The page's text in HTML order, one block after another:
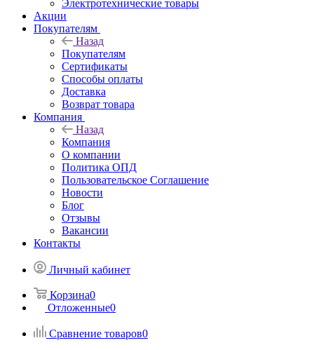
Электротехнические товары
Акции
Покупателям
Назад
Покупателям
Сертификаты
Способы оплаты
Доставка
Возврат товара
Компания
Назад
Компания
О компании
Политика ОПД
Пользовательское Соглашение
Новости
Блог
Отзывы
Вакансии
Контакты
Личный кабинет
Корзина0
Отложенные0
Сравнение товаров0